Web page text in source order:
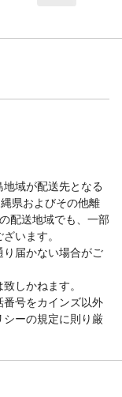
域が配送先となる
県およびその他離
配送地域でも、一部
います。
届かない場合がご
しかねます。
番号をカインズ以外
ーの規定に則り厳